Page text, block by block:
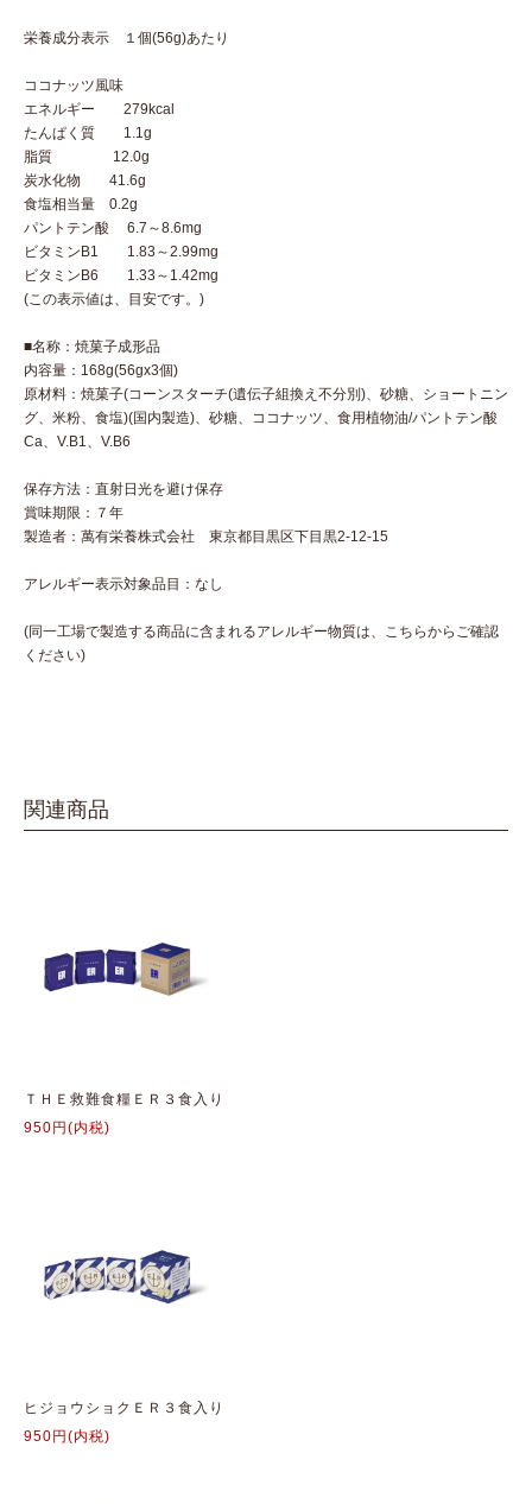
栄養成分表示 １個(56g)あたり
ココナッツ風味
エネルギー 279kcal
たんぱく質 1.1g
脂質 12.0g
炭水化物 41.6g
食塩相当量 0.2g
パントテン酸 6.7～8.6mg
ビタミンB1 1.83～2.99mg
ビタミンB6 1.33～1.42mg
(この表示値は、目安です。)
■名称：焼菓子成形品
内容量：168g(56gx3個)
原材料：焼菓子(コーンスターチ(遺伝子組換え不分別)、砂糖、ショートニン
グ、米粉、食塩)(国内製造)、砂糖、ココナッツ、食用植物油/パントテン酸
Ca、V.B1、V.B6
保存方法：直射日光を避け保存
賞味期限：７年
製造者：萬有栄養株式会社 東京都目黒区下目黒2-12-15
アレルギー表示対象品目：なし
(同一工場で製造する商品に含まれるアレルギー物質は、こちらからご確認
ください)
関連商品
ＴＨＥ救難食糧ＥＲ３食入り
950円(内税)
ヒジョウショクＥＲ３食入り
950円(内税)